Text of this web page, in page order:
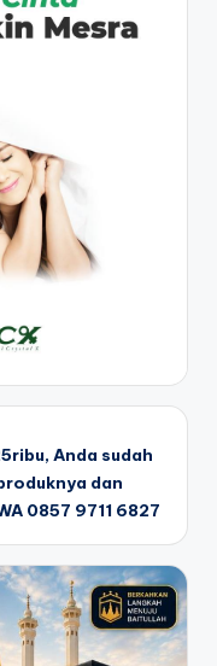
Anda sudah
dan
0857 9711 6827